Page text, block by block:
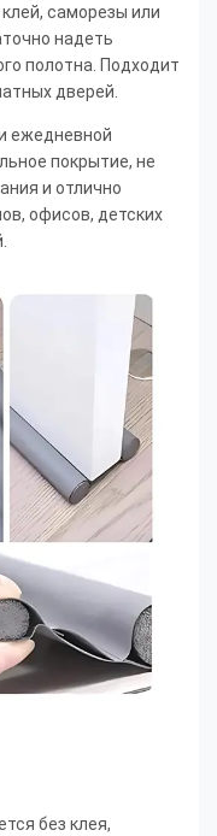
саморезы или
надеть
полотна. Подходит
дверей.
ежедневной
покрытие, не
и отлично
офисов, детских
без клея,